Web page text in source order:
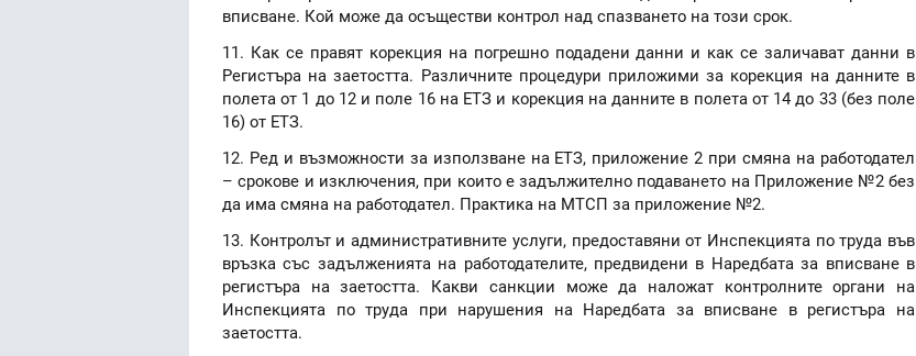
вписване. Кой може да осъществи контрол над спазването на този срок.
11. Как се правят корекция на погрешно подадени данни и как се заличават данни в
Регистъра на заетостта. Различните процедури приложими за корекция на данните в
полета от 1 до 12 и поле 16 на ЕТЗ и корекция на данните в полета от 14 до 33 (без поле
16) от ЕТЗ.
12. Ред и възможности за използване на ЕТЗ, приложение 2 при смяна на работодател
– срокове и изключения, при които е задължително подаването на Приложение №2 без
да има смяна на работодател. Практика на МТСП за приложение №2.
13. Контролът и административните услуги, предоставяни от Инспекцията по труда във
връзка със задълженията на работодателите, предвидени в Наредбата за вписване в
регистъра на заетостта. Какви санкции може да наложат контролните органи на
Инспекцията по труда при нарушения на Наредбата за вписване в регистъра на
заетостта.